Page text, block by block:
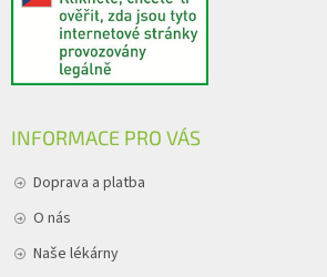
INFORMACE PRO VÁS
Doprava a platba
O nás
Naše lékárny